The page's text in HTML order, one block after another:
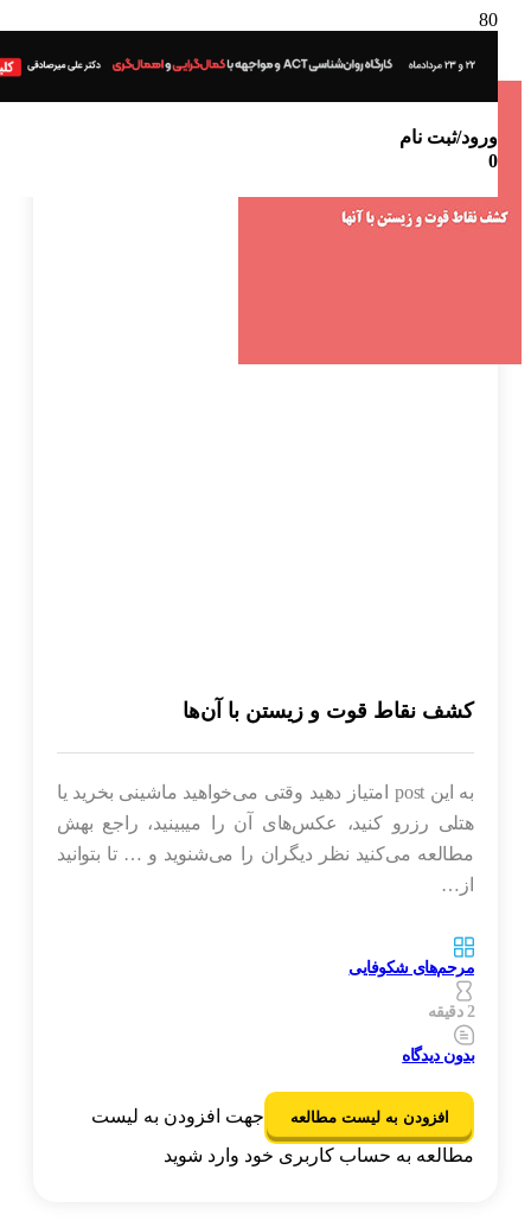
ورود/ثبت نام
کشف نقاط قوت و زیستن با آن‌ها
به این post امتیاز دهید وقتی می‌خواهید ماشینی بخرید یا
هتلی رزرو کنید، عکس‌های آن را میبینید، راجع بهش
مطالعه می‌کنید نظر دیگران را می‌شنوید و … تا بتوانید
مرحم‌های شکوفایی
بدون دیدگاه
افزودن به لیست مطالعه
جهت افزودن به لیست
مطالعه به حساب کاربری خود وارد شوید